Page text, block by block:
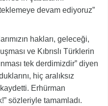
devam ediyoruz”
hakları, geleceği,
ve Kıbrıslı Türklerin
tek derdimizdir” diyen
hiç aralıksız
kaydetti. Erhürman
sözleriyle tamamladı.